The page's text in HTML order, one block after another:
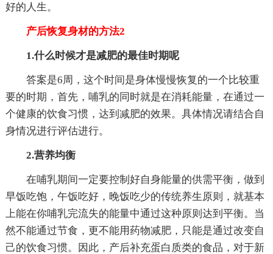
好的人生。
产后恢复身材的方法2
1.什么时候才是减肥的最佳时期呢
答案是6周，这个时间是身体慢慢恢复的一个比较重
要的时期，首先，哺乳的同时就是在消耗能量，在通过一
个健康的饮食习惯，达到减肥的效果。具体情况请结合自
身情况进行评估进行。
2.营养均衡
在哺乳期间一定要控制好自身能量的供需平衡，做到
早饭吃饱，午饭吃好，晚饭吃少的传统养生原则，就基本
上能在你哺乳完流失的能量中通过这种原则达到平衡。当
然不能通过节食，更不能用药物减肥，只能是通过改变自
己的饮食习惯。因此，产后补充蛋白质类的食品，对于新